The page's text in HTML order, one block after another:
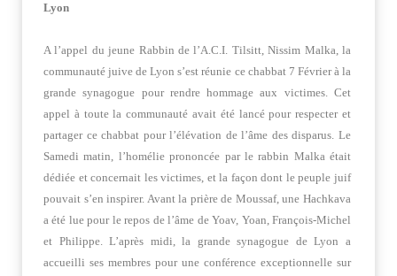
Lyon
A l’appel du jeune Rabbin de l’A.C.I. Tilsitt, Nissim Malka, la
communauté juive de Lyon s’est réunie ce chabbat 7 Février à la
grande synagogue pour rendre hommage aux victimes. Cet
appel à toute la communauté avait été lancé pour respecter et
partager ce chabbat pour l’élévation de l’âme des disparus. Le
Samedi matin, l’homélie prononcée par le rabbin Malka était
dédiée et concernait les victimes, et la façon dont le peuple juif
pouvait s’en inspirer. Avant la prière de Moussaf, une Hachkava
a été lue pour le repos de l’âme de Yoav, Yoan, François-Michel
et Philippe. L’après midi, la grande synagogue de Lyon a
accueilli ses membres pour une conférence exceptionnelle sur